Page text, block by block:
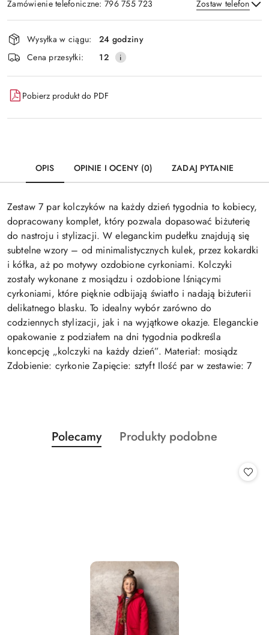
Zamówienie telefoniczne: 796 755 723 Zostaw telefon
Wyślij
Dostępność
i
dostawa
Wysyłka w ciągu:
24 godziny
Cena przesyłki:
12
Pobierz produkt do PDF
OPIS OPINIE I OCENY (0) ZADAJ PYTANIE
Zestaw 7 par kolczyków na każdy dzień tygodnia to kobiecy,
dopracowany komplet, który pozwala dopasować biżuterię
do nastroju i stylizacji. W eleganckim pudełku znajdują się
subtelne wzory – od minimalistycznych kulek, przez kokardki
i kółka, aż po motywy ozdobione cyrkoniami. Kolczyki
zostały wykonane z mosiądzu i ozdobione lśniącymi
cyrkoniami, które pięknie odbijają światło i nadają biżuterii
delikatnego blasku. To idealny wybór zarówno do
codziennych stylizacji, jak i na wyjątkowe okazje. Eleganckie
opakowanie z podziałem na dni tygodnia podkreśla
koncepcję „kolczyki na każdy dzień”. Materiał: mosiądz
Zdobienie: cyrkonie Zapięcie: sztyft Ilość par w zestawie: 7
Pomiń karuzelę produktów
Produkty
o
Polecamy
Produkty
Produkty podobne